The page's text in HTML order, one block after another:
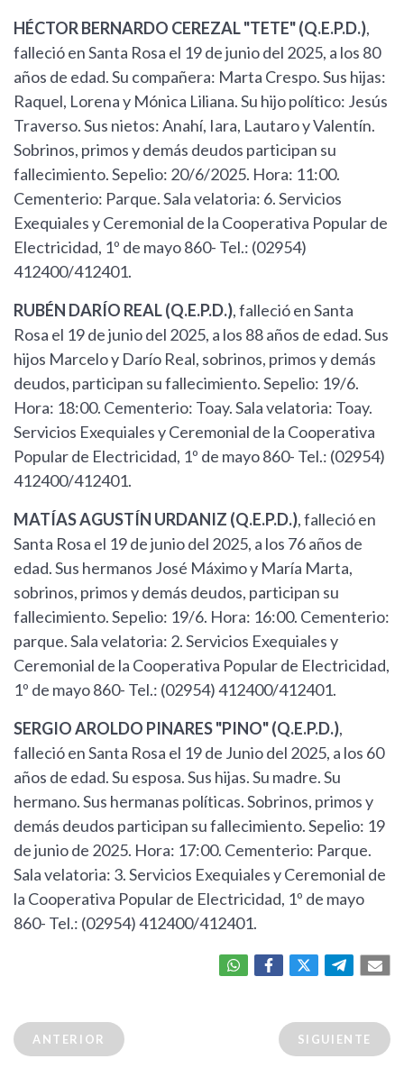
HÉCTOR BERNARDO CEREZAL "TETE" (Q.E.P.D.),
falleció en Santa Rosa el 19 de junio del 2025, a los 80
años de edad. Su compañera: Marta Crespo. Sus hijas:
Raquel, Lorena y Mónica Liliana. Su hijo político: Jesús
Traverso. Sus nietos: Anahí, Iara, Lautaro y Valentín.
Sobrinos, primos y demás deudos participan su
fallecimiento. Sepelio: 20/6/2025. Hora: 11:00.
Cementerio: Parque. Sala velatoria: 6. Servicios
Exequiales y Ceremonial de la Cooperativa Popular de
Electricidad, 1º de mayo 860- Tel.: (02954)
412400/412401.
RUBÉN DARÍO REAL (Q.E.P.D.), falleció en Santa
Rosa el 19 de junio del 2025, a los 88 años de edad. Sus
hijos Marcelo y Darío Real, sobrinos, primos y demás
deudos, participan su fallecimiento. Sepelio: 19/6.
Hora: 18:00. Cementerio: Toay. Sala velatoria: Toay.
Servicios Exequiales y Ceremonial de la Cooperativa
Popular de Electricidad, 1º de mayo 860- Tel.: (02954)
412400/412401.
MATÍAS AGUSTÍN URDANIZ (Q.E.P.D.), falleció en
Santa Rosa el 19 de junio del 2025, a los 76 años de
edad. Sus hermanos José Máximo y María Marta,
sobrinos, primos y demás deudos, participan su
fallecimiento. Sepelio: 19/6. Hora: 16:00. Cementerio:
parque. Sala velatoria: 2. Servicios Exequiales y
Ceremonial de la Cooperativa Popular de Electricidad,
1º de mayo 860- Tel.: (02954) 412400/412401.
SERGIO AROLDO PINARES "PINO" (Q.E.P.D.),
falleció en Santa Rosa el 19 de Junio del 2025, a los 60
años de edad. Su esposa. Sus hijas. Su madre. Su
hermano. Sus hermanas políticas. Sobrinos, primos y
demás deudos participan su fallecimiento. Sepelio: 19
de junio de 2025. Hora: 17:00. Cementerio: Parque.
Sala velatoria: 3. Servicios Exequiales y Ceremonial de
la Cooperativa Popular de Electricidad, 1º de mayo
860- Tel.: (02954) 412400/412401.
ANTERIOR SIGUIENTE